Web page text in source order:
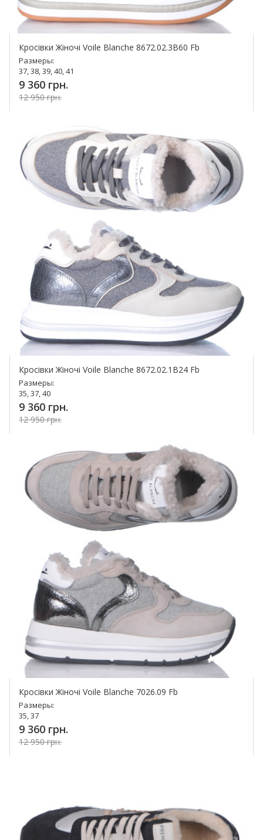
Кросівки Жіночі Voile Blanche 8672.02.3В60 Fb
Размеры:
37, 38, 39, 40, 41
9 360 грн.
12 950 грн.
Кросівки Жіночі Voile Blanche 8672.02.1В24 Fb
Размеры:
35, 37, 40
9 360 грн.
12 950 грн.
Кросівки Жіночі Voile Blanche 7026.09 Fb
Размеры:
35, 37
9 360 грн.
12 950 грн.